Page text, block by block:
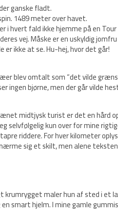
ganske fladt.
1489 meter over havet.
hvert fald ikke hjemme på en
vej. Måske er en uskyldig
er ikke at se. Hu-hej, hvor det går!
blev omtalt som “det vilde
ingen bjørne, men der går vilde
midtjysk turist er det en hård
kun over for mine
riddere. For hver kilometer
sig et skilt, men alene
maler hun af sted i et
smart hjelm. I mine gamle